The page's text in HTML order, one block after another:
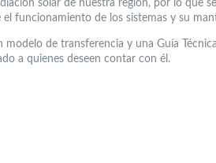
solar de nuestra región, por lo que
funcionamiento de los sistemas y su
de transferencia y una Guía
a quienes deseen contar con él.